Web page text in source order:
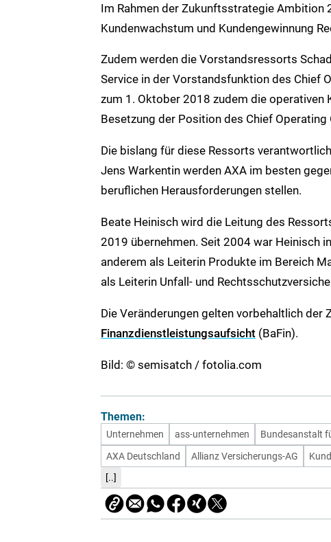
Im Rahmen der Zukunftsstrategie
Kundenwachstum und Kundengewinnung
Zudem werden die Vorstandsressorts
Service in der Vorstandsfunktion des Chief
zum 1. Oktober 2018 zudem die
Besetzung der Position des Chief
Die bislang für diese Ressorts
Jens Warkentin werden AXA im besten
beruflichen Herausforderungen stellen.
Beate Heinisch wird die Leitung des
2019 übernehmen. Seit 2004 war Heinisch
anderem als Leiterin Produkte im Bereich
als Leiterin Unfall- und
Die Veränderungen gelten vorbehaltlich der
Finanzdienstleistungsaufsicht (BaFin).
Bild: © semisatch / fotolia.com
Themen:
Unternehmen ass-unternehmen Bundesanstalt
AXA Deutschland
Allianz Versicherungs-AG
[..]